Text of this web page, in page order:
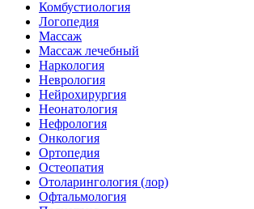
Комбустиология
Логопедия
Массаж
Массаж лечебный
Наркология
Неврология
Нейрохирургия
Неонатология
Нефрология
Онкология
Ортопедия
Остеопатия
Отоларингология (лор)
Офтальмология